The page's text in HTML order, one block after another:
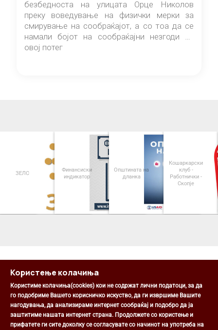
безбедноста на улицата Орце Николов
преку воведување на физички мерки за
смирување на сообраќајот, а со тоа да се
намали бојот на сообраќајни незгоди на
овој потег
ЗЕЛС
Финансиски
индикатор
Општината на
дланка
Кошаркарски
клуб -
Работнички -
Скопје
Општина Центар
Михаил Цоков бр. 1, Скопје
Користење колачиња
Користиме колачиња(cookies) кои не содржат лични податоци, за да
го подобриме Вашето корисничко искуство, да ги извршиме Вашите
нагодувања, да анализираме интернет сообраќај и подобро да ја
заштитиме нашата интернет страна. Продолжете со користење и
прифатете ги сите доколку се согласувате со начинот на употреба на